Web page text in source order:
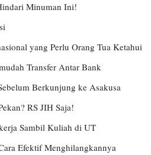
Minuman Ini!
yang Perlu Orang Tua Ketahui
Transfer Antar Bank
Berkunjung ke Asakusa
RS JIH Saja!
Sambil Kuliah di UT
Efektif Menghilangkannya